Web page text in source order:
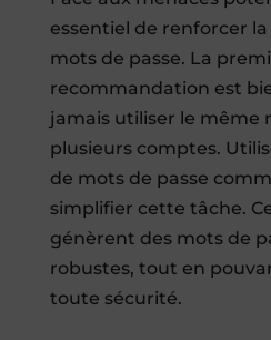
essentiel de renforcer
mots de passe. La
recommandation est
jamais utiliser le même
plusieurs comptes.
de mots de passe
simplifier cette tâche.
génèrent des mots de
robustes, tout en
toute sécurité.